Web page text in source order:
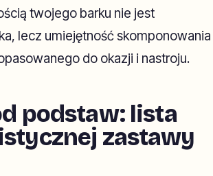
twojego barku nie jest
lecz umiejętność skomponowania
do okazji i nastroju.
podstaw: lista
zastawy